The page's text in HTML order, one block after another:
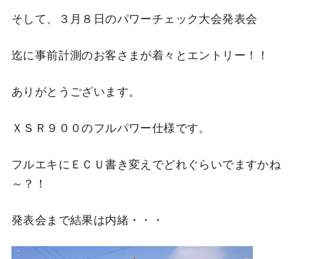
そして、３月８日のパワーチェック大会発表会
迄に事前計測のお客さまが着々とエントリー！！
ありがとうございます。
ＸＳＲ９００のフルパワー仕様です。
フルエキにＥＣＵ書き変えでどれぐらいでますかね
～？！
発表会まで結果は内緒・・・